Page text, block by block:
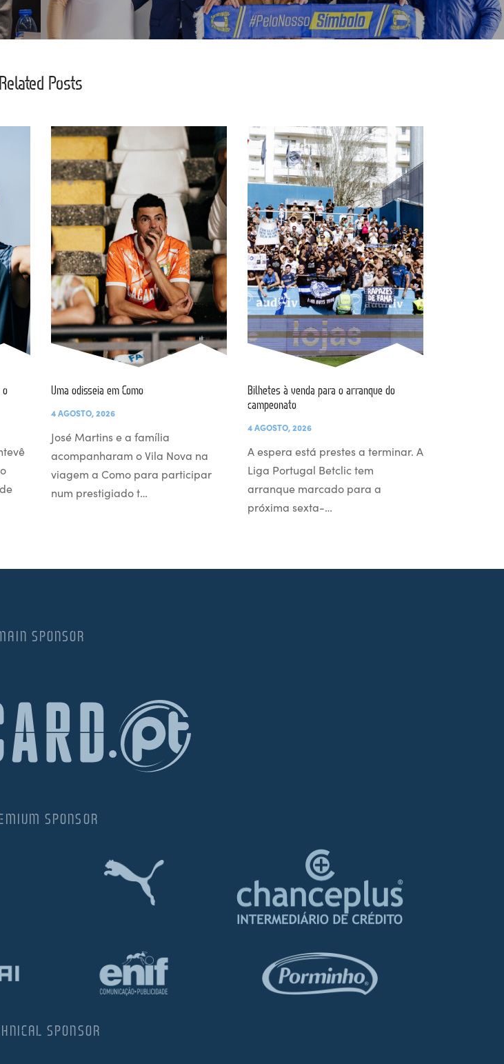
Related Posts
o
Uma odisseia em Como
4 AGOSTO, 2026
José Martins e a família
acompanharam o Vila Nova na
viagem a Como para participar
num prestigiado t…
Bilhetes à venda para o arranque do
campeonato
4 AGOSTO, 2026
A espera está prestes a terminar. A
Liga Portugal Betclic tem
arranque marcado para a
próxima sexta-…
SPONSOR
SPONSOR
SPONSOR